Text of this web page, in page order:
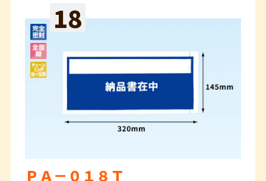
18
ＰＡ－０１８Ｔ